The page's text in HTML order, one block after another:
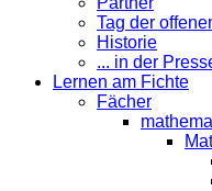
Tag der
Historie
... in der
Lernen am Fichte
Fächer